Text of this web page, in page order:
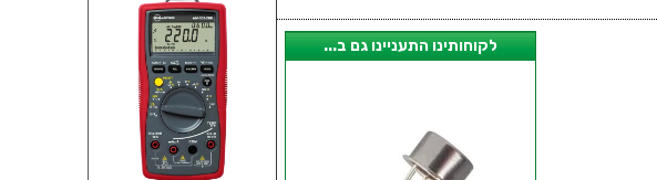
לקוחותינו התעניינו גם ב...